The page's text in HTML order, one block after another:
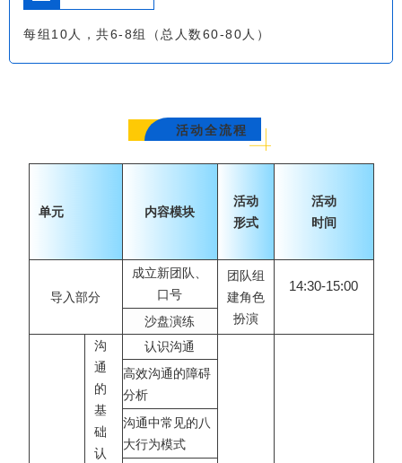
每组10人，共6-8组（总人数60-80人）
活动全流程
单元 内容模块
活动
形式
活动
时间
导入部分
成立新团队、
口号
团队组
建角色
扮演
14:30-15:00
沙盘演练
沟
通
的
基
础
认
认识沟通
高效沟通的障碍
分析
沟通中常见的八
大行为模式